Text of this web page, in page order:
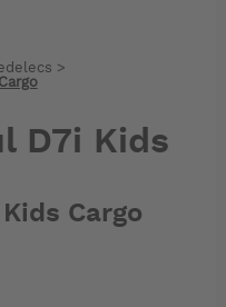
>
D7i Kids
Cargo